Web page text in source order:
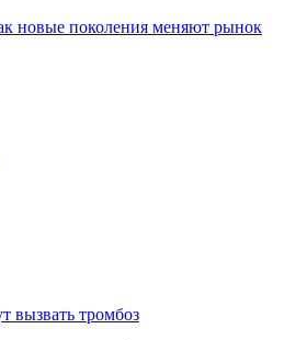
новые поколения меняют рынок
вызвать тромбоз